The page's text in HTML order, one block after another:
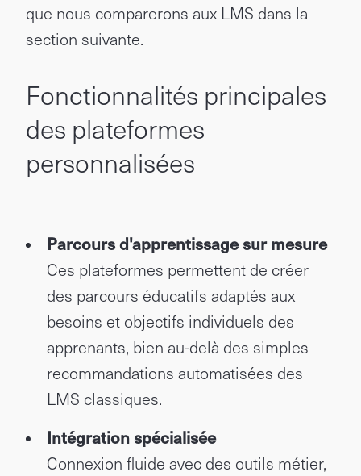
que nous comparerons aux LMS dans la
section suivante.
Fonctionnalités principales
des plateformes
personnalisées
Parcours d'apprentissage sur mesure
Ces plateformes permettent de créer
des parcours éducatifs adaptés aux
besoins et objectifs individuels des
apprenants, bien au-delà des simples
recommandations automatisées des
LMS classiques.
Intégration spécialisée
Connexion fluide avec des outils métier,